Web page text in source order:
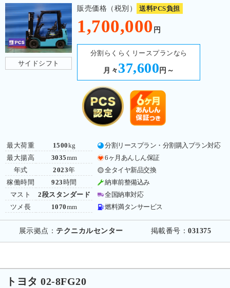
サイドシフト
販売価格（税別） 送料PCS負担
1,700,000 円
分割らくらくリースプランなら
月々 37,600 円～
最大荷重
最大揚高
年式
稼働時間
マスト
ツメ長
1500kg
3035mm
2023年
923 時間
2段スタンダード
1070mm
分割リースプラン・分割購入プラン対応
6ヶ月あんしん保証
全タイヤ新品交換
納車前整備込み
全国納車対応
燃料満タンサービス
展示拠点： テクニカルセンター 掲載番号：031375
トヨタ 02-8FG20